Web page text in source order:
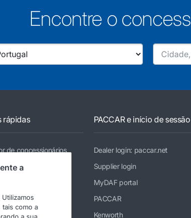
Encontre o
rápidas
de concessionários
DAF
PACCAR e início de sessão
Dealer login: paccar.net
Supplier login
MyDAF portal
PACCAR
Kenworth
a
como a